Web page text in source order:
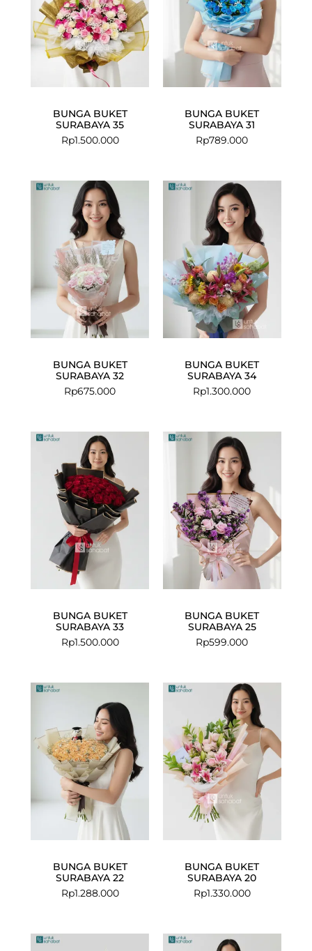
BUNGA BUKET
SURABAYA 35
Rp1.500.000
BUNGA BUKET
SURABAYA 31
Rp789.000
BUNGA BUKET
SURABAYA 32
Rp675.000
BUNGA BUKET
SURABAYA 34
Rp1.300.000
BUNGA BUKET
SURABAYA 33
Rp1.500.000
BUNGA BUKET
SURABAYA 25
Rp599.000
BUNGA BUKET
SURABAYA 22
Rp1.288.000
BUNGA BUKET
SURABAYA 20
Rp1.330.000